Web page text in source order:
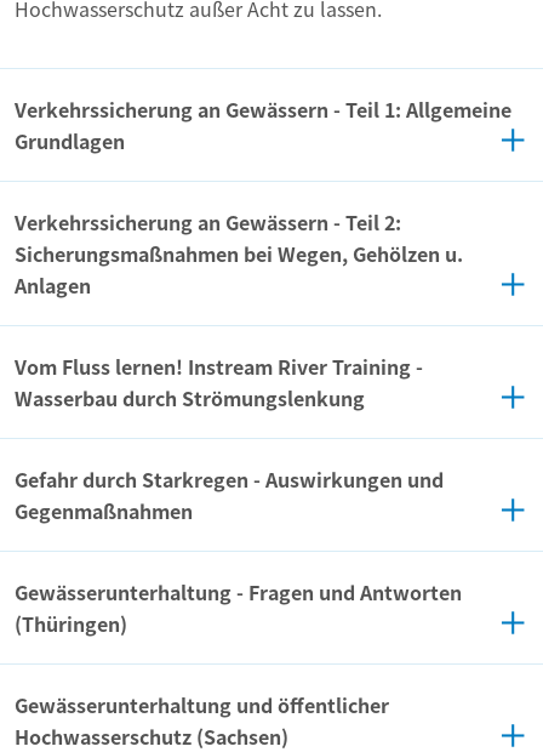
Hochwasserschutz außer Acht zu lassen.
Verkehrssicherung an Gewässern - Teil 1: Allgemeine
Grundlagen
Verkehrssicherung an Gewässern - Teil 2:
Sicherungsmaßnahmen bei Wegen, Gehölzen u.
Anlagen
Vom Fluss lernen! Instream River Training -
Wasserbau durch Strömungslenkung
Gefahr durch Starkregen - Auswirkungen und
Gegenmaßnahmen
Gewässerunterhaltung - Fragen und Antworten
(Thüringen)
Gewässerunterhaltung und öffentlicher
Hochwasserschutz (Sachsen)